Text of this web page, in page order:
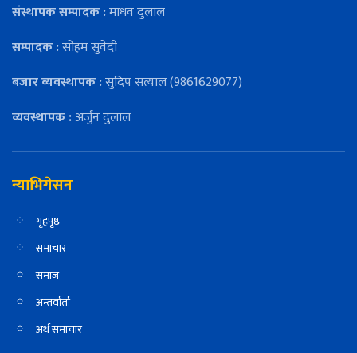
संस्थापक सम्पादक :माधव दुलाल
सम्पादक :सोहम सुवेदी
बजार ब्यवस्थापक :सुदिप सत्याल (9861629077)
व्यवस्थापक :अर्जुन दुलाल
न्याभिगेसन
गृहपृष्ठ
समाचार
समाज
अन्तर्वार्ता
अर्थ समाचार